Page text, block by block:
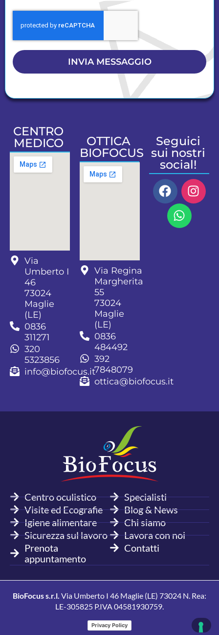
INVIA MESSAGGIO
CENTRO
MEDICO
Via
Umberto I
46
73024
Maglie
(LE)
0836
311271
320
5323856
info@biofocus.it
OTTICA
BIOFOCUS
Via Regina
Margherita
55
73024
Maglie
(LE)
0836
484492
392
7848079
ottica@biofocus.it
Seguici
sui nostri
social!
Centro oculistico
Visite ed Ecografie
Igiene alimentare
Sicurezza sul lavoro
Prenota
appuntamento
Specialisti
Blog & News
Chi siamo
Lavora con noi
Contatti
BioFocus s.r.l. Via Umberto I 46 Maglie (LE) 73024 N. Rea:
LE-305825 P.IVA 04581930759.
Privacy Policy